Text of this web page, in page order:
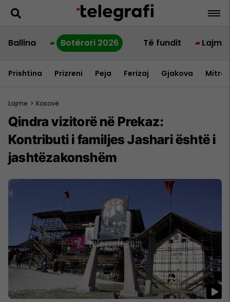
Ballina Botërori 2026 Të fundit Lajme
Prishtina Prizreni Peja Ferizaj Gjakova
Lajme > Kosovë
Qindra vizitorë në Prekaz:
Kontributi i familjes Jashari është i
jashtëzakonshëm